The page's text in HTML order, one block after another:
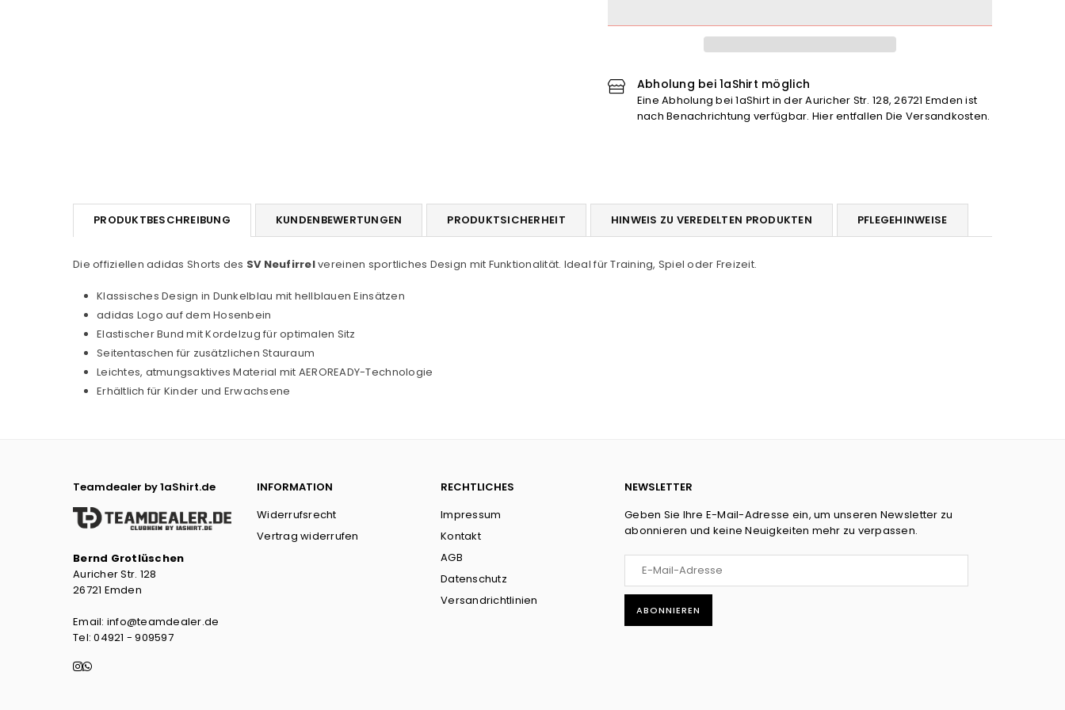
SV
Shorts
verringern
SV
Shorts
erhöhen
Abholung bei 1aShirt möglich
Eine Abholung bei 1aShirt in der Auricher Str. 128, 26721 Emden ist
nach Benachrichtung verfügbar. Hier entfallen Die Versandkosten.
PRODUKTBESCHREIBUNG KUNDENBEWERTUNGEN PRODUKTSICHERHEIT HINWEIS ZU VEREDELTEN PRODUKTEN PFLEGEHINWEISE
Die offiziellen adidas Shorts des SV Neufirrelvereinen sportliches Design mit Funktionalität. Ideal für Training, Spiel oder Freizeit.
Klassisches Design in Dunkelblau mit hellblauen Einsätzen
adidas Logo auf dem Hosenbein
Elastischer Bund mit Kordelzug für optimalen Sitz
Seitentaschen für zusätzlichen Stauraum
Leichtes, atmungsaktives Material mit AEROREADY-Technologie
Erhältlich für Kinder und Erwachsene
Teamdealer by 1aShirt.de
Bernd Grotlüschen
Auricher Str. 128
26721 Emden
Email: info@teamdealer.de
Tel: 04921 - 909597
Instagram
Whatsapp
INFORMATION
Widerrufsrecht
Vertrag widerrufen
RECHTLICHES
Impressum
Kontakt
AGB
Datenschutz
Versandrichtlinien
NEWSLETTER
Geben Sie Ihre E-Mail-Adresse ein, um unseren Newsletter zu
abonnieren und keine Neuigkeiten mehr zu verpassen.
ABONNIEREN